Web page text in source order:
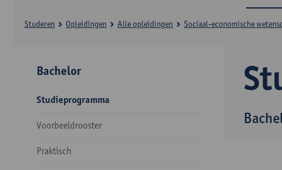
Studeren Opleidingen Alle opleidingen Sociaal-economische
Bachelor
Studieprogramma
Voorbeeldrooster
Praktisch